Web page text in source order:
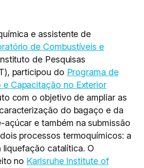
e assistente de
de Combustíveis e
de Pesquisas
participou do Programa de
e Capacitação no Exterior
com o objetivo de ampliar as
do bagaço e da
açúcar e também na submissão
processos termoquímicos: a
liquefação catalítica. O
no Karlsruhe Institute of